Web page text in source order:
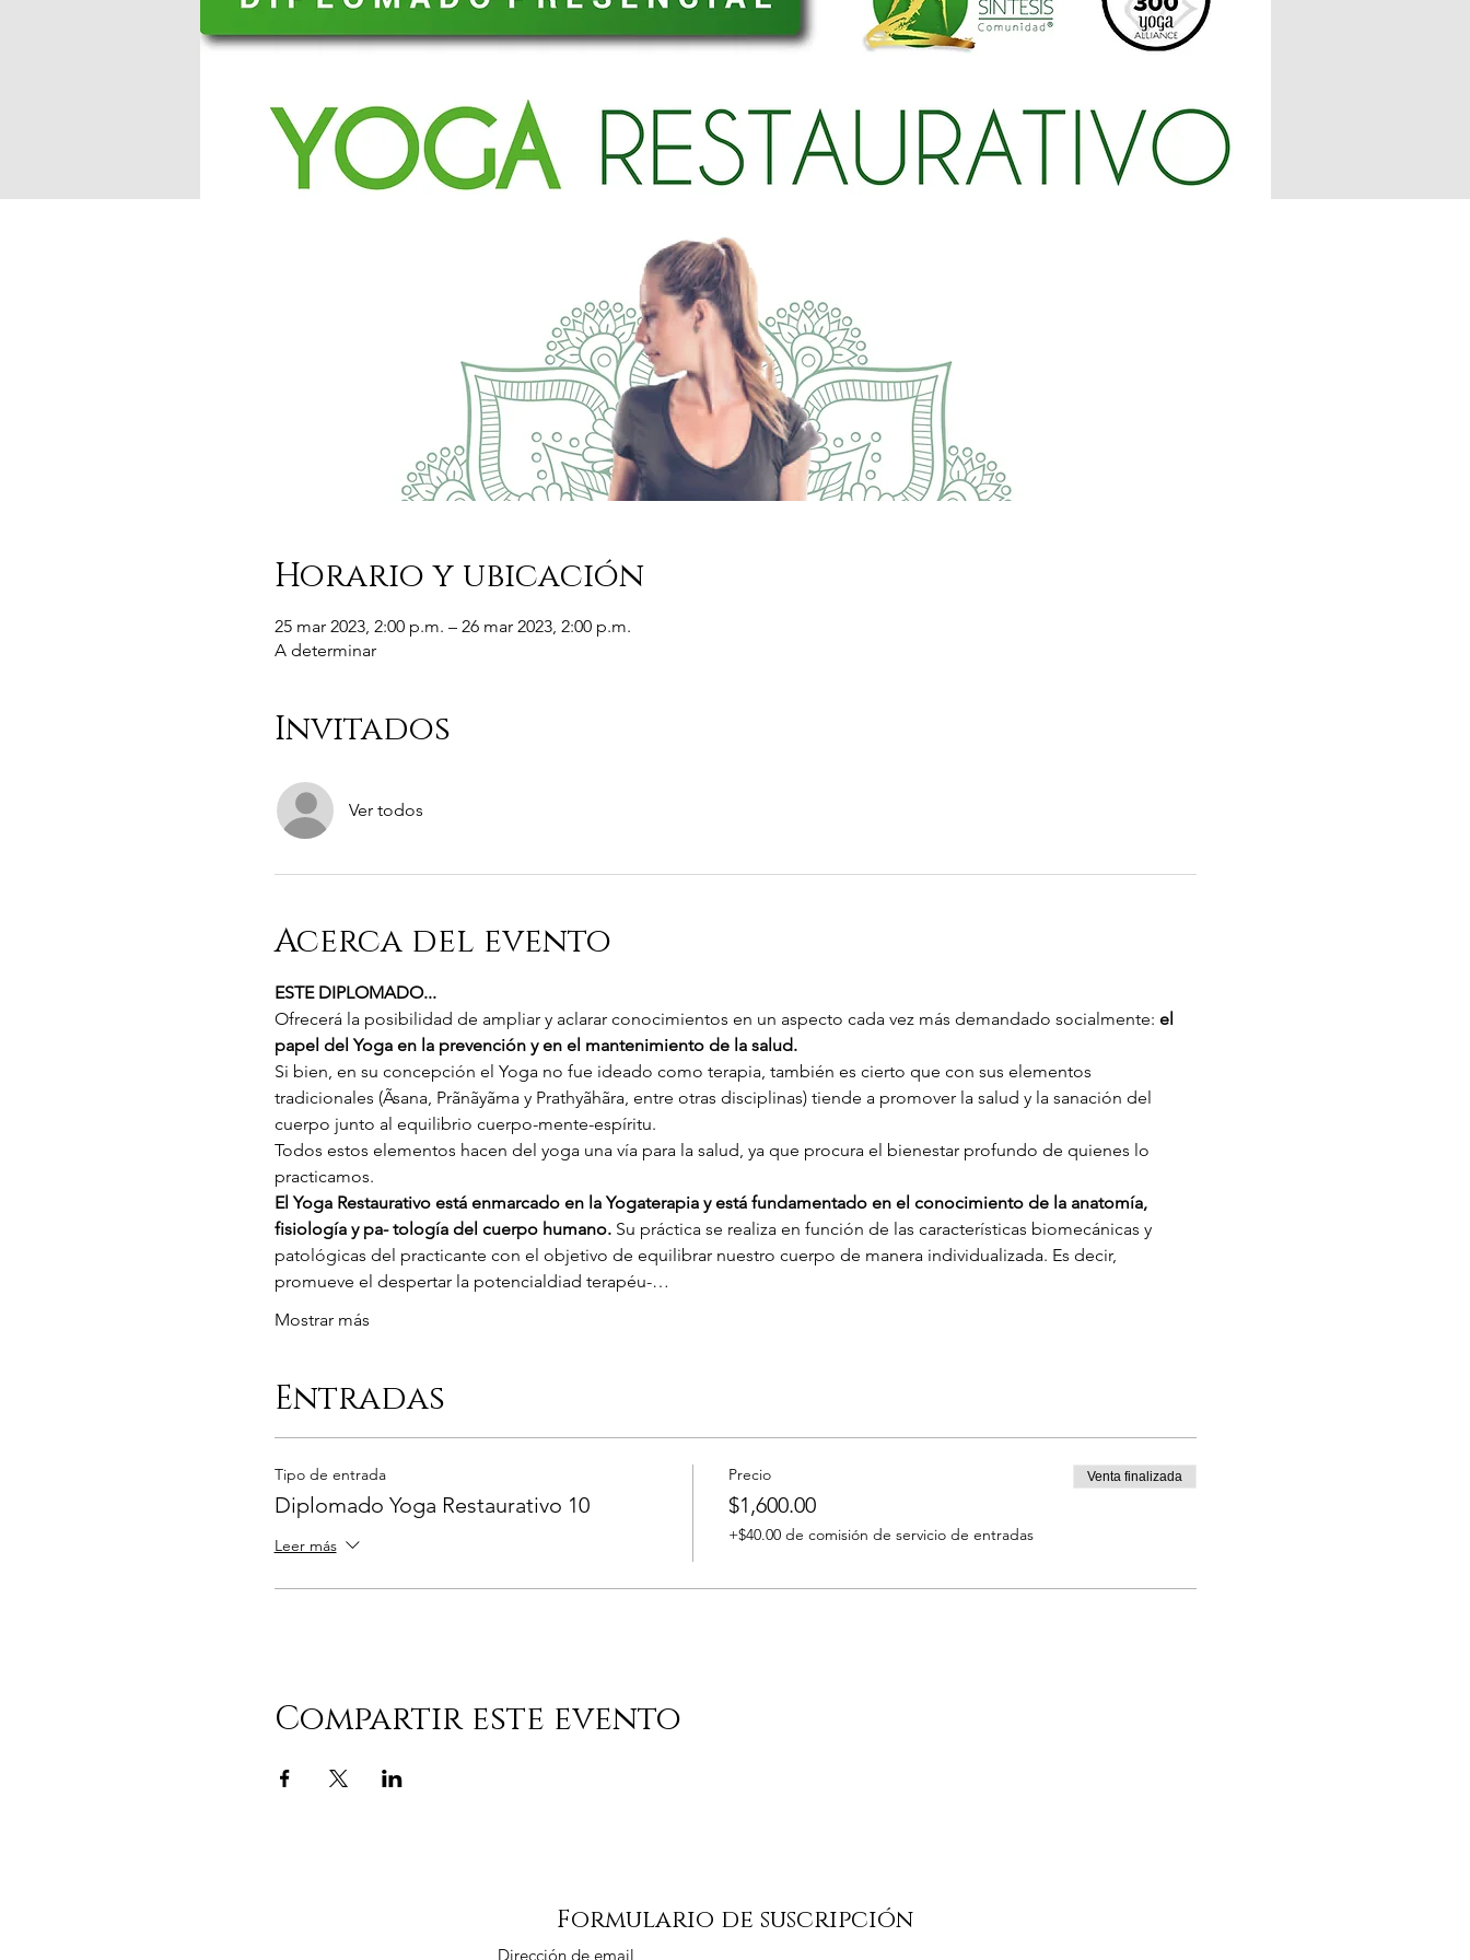
Horario y ubicación
25 mar 2023, 2:00 p.m. – 26 mar 2023, 2:00 p.m.
A determinar
Invitados
Ver todos
Acerca del evento
ESTE DIPLOMADO...
Ofrecerá la posibilidad de ampliar y aclarar conocimientos en un aspecto cada vez más demandado socialmente: el
papel del Yoga en la prevención y en el mantenimiento de la salud.
Si bien, en su concepción el Yoga no fue ideado como terapia, también es cierto que con sus elementos
tradicionales (Ãsana, Prãnãyãma y Prathyãhãra, entre otras disciplinas) tiende a promover la salud y la sanación del
cuerpo junto al equilibrio cuerpo-mente-espíritu.
Todos estos elementos hacen del yoga una vía para la salud, ya que procura el bienestar profundo de quienes lo
practicamos.
El Yoga Restaurativo está enmarcado en la Yogaterapia y está fundamentado en el conocimiento de la anatomía,
fisiología y pa- tología del cuerpo humano. Su práctica se realiza en función de las características biomecánicas y
patológicas del practicante con el objetivo de equilibrar nuestro cuerpo de manera individualizada. Es decir,
promueve el despertar la potencialdiad terapéu-…
Mostrar más
Entradas
Tipo de entrada
Diplomado Yoga Restaurativo 10
Leer más
Precio
$1,600.00
+$40.00 de comisión de servicio de entradas
Venta finalizada
Compartir este evento
Formulario de suscripción